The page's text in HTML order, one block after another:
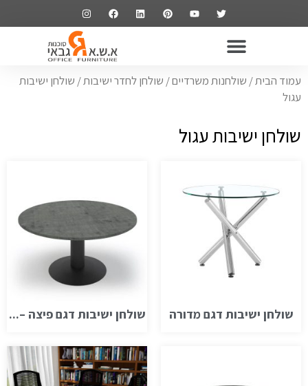
עמוד הבית/ שולחנות משרדיים/ שולחן לחדר ישיבות/ שולחן ישיבות
עגול
שולחן ישיבות עגול
שולחן ישיבות דגם מדורה שולחן ישיבות דגם פיצה –...